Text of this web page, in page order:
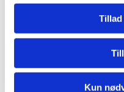
Tillad
Kun
Torsdag
bagefter